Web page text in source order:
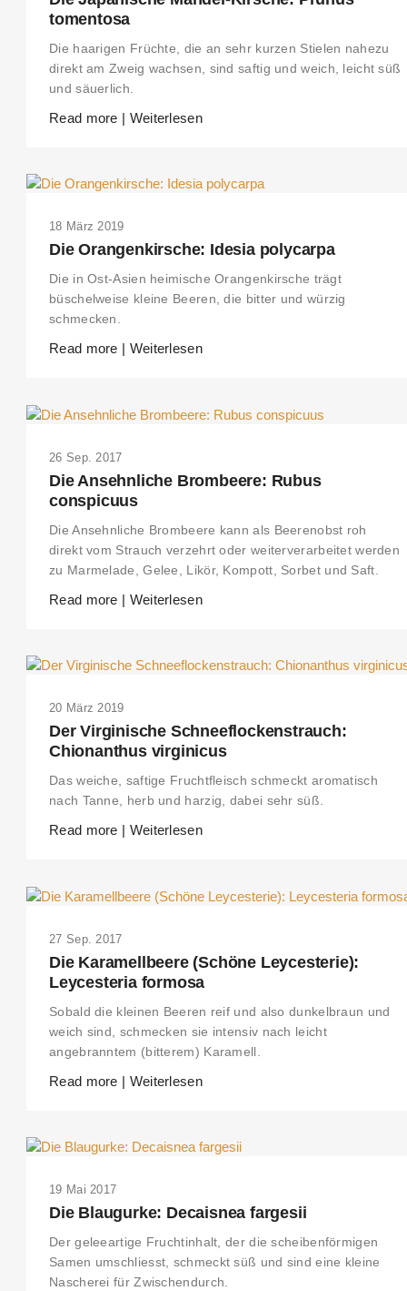
tomentosa
Die haarigen Früchte, die an sehr kurzen Stielen nahezu
direkt am Zweig wachsen, sind saftig und weich, leicht süß
und säuerlich.
Read more | Weiterlesen
18 März 2019
Die Orangenkirsche: Idesia polycarpa
Die in Ost-Asien heimische Orangenkirsche trägt
büschelweise kleine Beeren, die bitter und würzig
schmecken.
Read more | Weiterlesen
26 Sep. 2017
Die Ansehnliche Brombeere: Rubus
conspicuus
Die Ansehnliche Brombeere kann als Beerenobst roh
direkt vom Strauch verzehrt oder weiterverarbeitet werden
zu Marmelade, Gelee, Likör, Kompott, Sorbet und Saft.
Read more | Weiterlesen
20 März 2019
Der Virginische Schneeflockenstrauch:
Chionanthus virginicus
Das weiche, saftige Fruchtfleisch schmeckt aromatisch
nach Tanne, herb und harzig, dabei sehr süß.
Read more | Weiterlesen
27 Sep. 2017
Die Karamellbeere (Schöne Leycesterie):
Leycesteria formosa
Sobald die kleinen Beeren reif und also dunkelbraun und
weich sind, schmecken sie intensiv nach leicht
angebranntem (bitterem) Karamell.
Read more | Weiterlesen
19 Mai 2017
Die Blaugurke: Decaisnea fargesii
Der geleeartige Fruchtinhalt, der die scheibenförmigen
Samen umschliesst, schmeckt süß und sind eine kleine
Nascherei für Zwischendurch.